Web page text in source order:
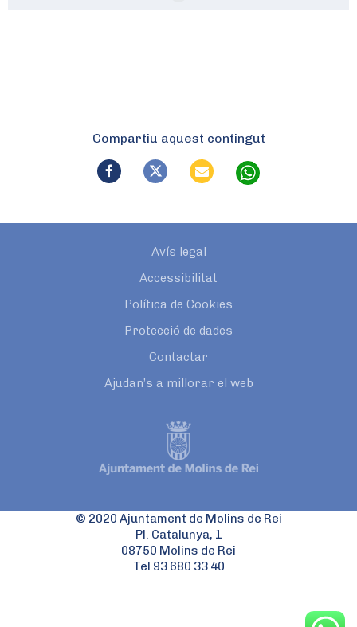
Compartiu aquest contingut
Avís legal
Accessibilitat
Política de Cookies
Protecció de dades
Contactar
Ajudan’s a millorar el web
© 2020 Ajuntament de Molins de Rei
Pl. Catalunya, 1
08750 Molins de Rei
Tel 93 680 33 40